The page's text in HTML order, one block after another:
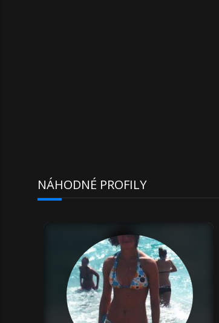
NÁHODNÉ PROFILY